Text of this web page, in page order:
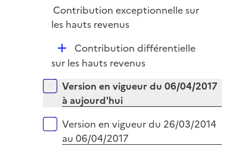
e
r
l
i
r
Contribution exceptionnelle sur
les hauts revenus
D
é
l
i
e
Contribution différentielle
sur les hauts revenus
Versions sur la période
Version en vigueur du 06/04/2017
à aujourd'hui
Version en vigueur du 26/03/2014
au 06/04/2017